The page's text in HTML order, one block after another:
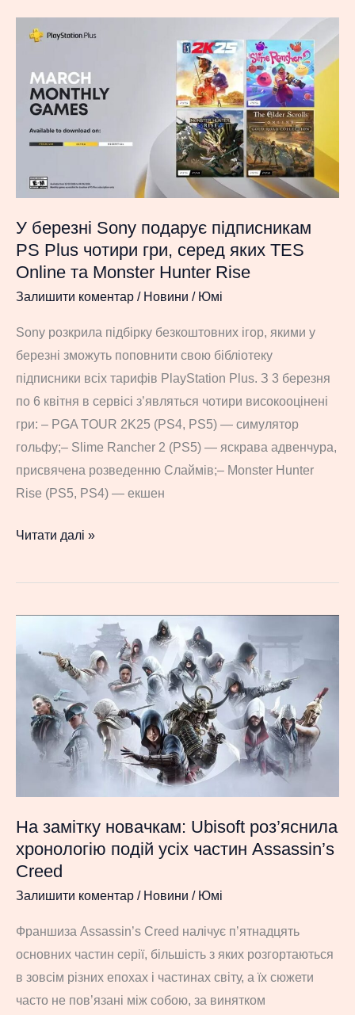
кінематографічний
геймплейні
LEGO
Legacy
the
Dark
Knight
не
залишають
сумнівів
в
епічності
гри
У березні Sony подарує підписникам
PS Plus чотири гри, серед яких TES
Online та Monster Hunter Rise
Залишити коментар / Новини / Юмі
Sony розкрила підбірку безкоштовних ігор, якими у
березні зможуть поповнити свою бібліотеку
підписники всіх тарифів PlayStation Plus. З 3 березня
по 6 квітня в сервісі з’являться чотири високооцінені
гри: – PGA TOUR 2K25 (PS4, PS5) — симулятор
гольфу;– Slime Rancher 2 (PS5) — яскрава адвенчура,
присвячена розведенню Слаймів;– Monster Hunter
Rise (PS5, PS4) — екшен
У
Sony
PS
Plus
чотири
гри,
серед
та
Monster
Hunter
Rise
Читати далі »
На замітку новачкам: Ubisoft роз’яснила
хронологію подій усіх частин Assassin’s
Creed
Залишити коментар / Новини / Юмі
Франшиза Assassin’s Creed налічує п’ятнадцять
основних частин серії, більшість з яких розгортаються
в зовсім різних епохах і частинах світу, а їх сюжети
часто не пов’язані між собою, за винятком